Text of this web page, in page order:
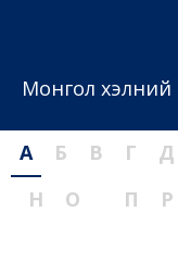
Монгол хэлний
А Б В Г Д
Н
О П Р